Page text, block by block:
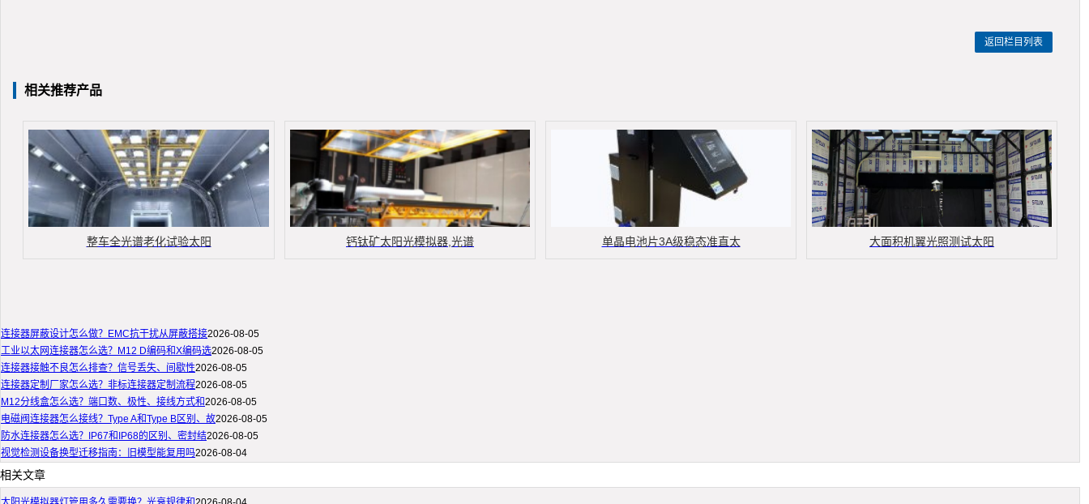
返回栏目列表
相关推荐产品
整车全光谱老化试验太阳 钙钛矿太阳光模拟器,光谱 单晶电池片3A级稳态准直太 大面积机翼光照测试太阳
连接器屏蔽设计怎么做？EMC抗干扰从屏蔽搭接2026-08-05
工业以太网连接器怎么选？M12 D编码和X编码选2026-08-05
连接器接触不良怎么排查？信号丢失、间歇性2026-08-05
连接器定制厂家怎么选？非标连接器定制流程2026-08-05
M12分线盒怎么选？端口数、极性、接线方式和2026-08-05
电磁阀连接器怎么接线？Type A和Type B区别、故2026-08-05
防水连接器怎么选？IP67和IP68的区别、密封结2026-08-05
视觉检测设备换型迁移指南：旧模型能复用吗2026-08-04
相关文章